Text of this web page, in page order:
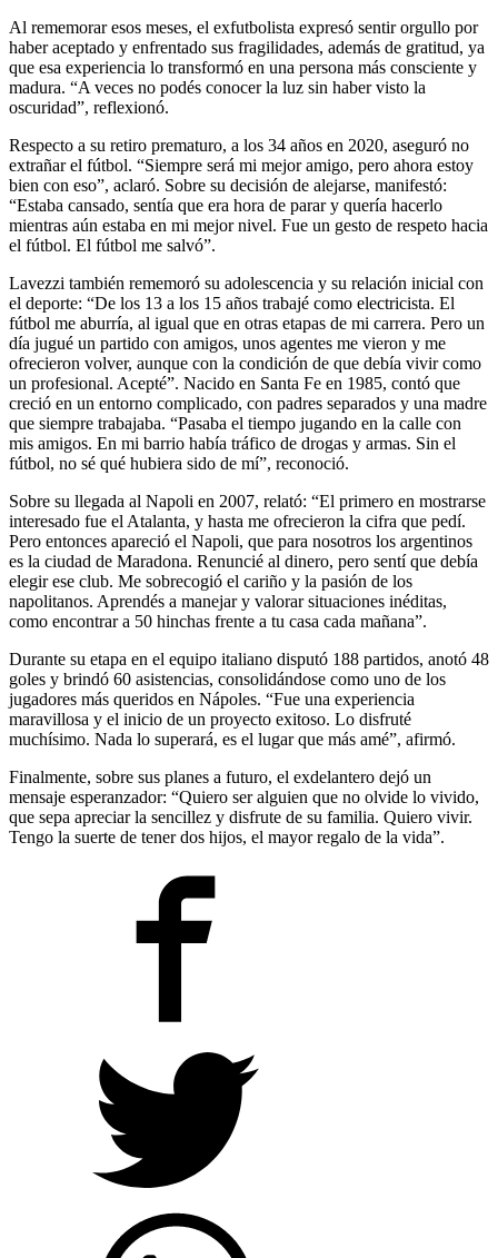
Al rememorar esos meses, el exfutbolista expresó sentir orgullo por
haber aceptado y enfrentado sus fragilidades, además de gratitud, ya
que esa experiencia lo transformó en una persona más consciente y
madura. “A veces no podés conocer la luz sin haber visto la
oscuridad”, reflexionó.
Respecto a su retiro prematuro, a los 34 años en 2020, aseguró no
extrañar el fútbol. “Siempre será mi mejor amigo, pero ahora estoy
bien con eso”, aclaró. Sobre su decisión de alejarse, manifestó:
“Estaba cansado, sentía que era hora de parar y quería hacerlo
mientras aún estaba en mi mejor nivel. Fue un gesto de respeto hacia
el fútbol. El fútbol me salvó”.
Lavezzi también rememoró su adolescencia y su relación inicial con
el deporte: “De los 13 a los 15 años trabajé como electricista. El
fútbol me aburría, al igual que en otras etapas de mi carrera. Pero un
día jugué un partido con amigos, unos agentes me vieron y me
ofrecieron volver, aunque con la condición de que debía vivir como
un profesional. Acepté”. Nacido en Santa Fe en 1985, contó que
creció en un entorno complicado, con padres separados y una madre
que siempre trabajaba. “Pasaba el tiempo jugando en la calle con
mis amigos. En mi barrio había tráfico de drogas y armas. Sin el
fútbol, no sé qué hubiera sido de mí”, reconoció.
Sobre su llegada al Napoli en 2007, relató: “El primero en mostrarse
interesado fue el Atalanta, y hasta me ofrecieron la cifra que pedí.
Pero entonces apareció el Napoli, que para nosotros los argentinos
es la ciudad de Maradona. Renuncié al dinero, pero sentí que debía
elegir ese club. Me sobrecogió el cariño y la pasión de los
napolitanos. Aprendés a manejar y valorar situaciones inéditas,
como encontrar a 50 hinchas frente a tu casa cada mañana”.
Durante su etapa en el equipo italiano disputó 188 partidos, anotó 48
goles y brindó 60 asistencias, consolidándose como uno de los
jugadores más queridos en Nápoles. “Fue una experiencia
maravillosa y el inicio de un proyecto exitoso. Lo disfruté
muchísimo. Nada lo superará, es el lugar que más amé”, afirmó.
Finalmente, sobre sus planes a futuro, el exdelantero dejó un
mensaje esperanzador: “Quiero ser alguien que no olvide lo vivido,
que sepa apreciar la sencillez y disfrute de su familia. Quiero vivir.
Tengo la suerte de tener dos hijos, el mayor regalo de la vida”.